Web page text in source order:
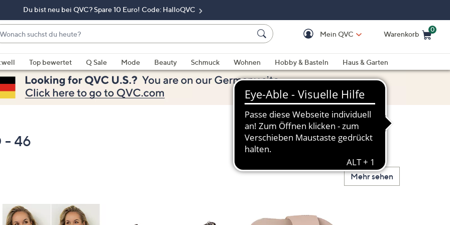
Du bist neu bei QVC? Spare 10 Euro! Code: HalloQVC
Mein QVC Warenkorb
0
Top bewertet Q Sale Mode Beauty Schmuck Wohnen Hobby & Basteln
Haus & Garten
- 46
Mehr sehen